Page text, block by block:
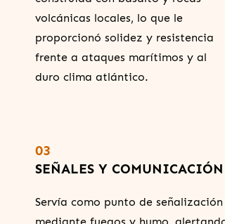
volcánicas locales, lo que le
proporcionó solidez y resistencia
frente a ataques marítimos y al
duro clima atlántico.
03
SEÑALES Y COMUNICACIÓN
Servía como punto de señalización